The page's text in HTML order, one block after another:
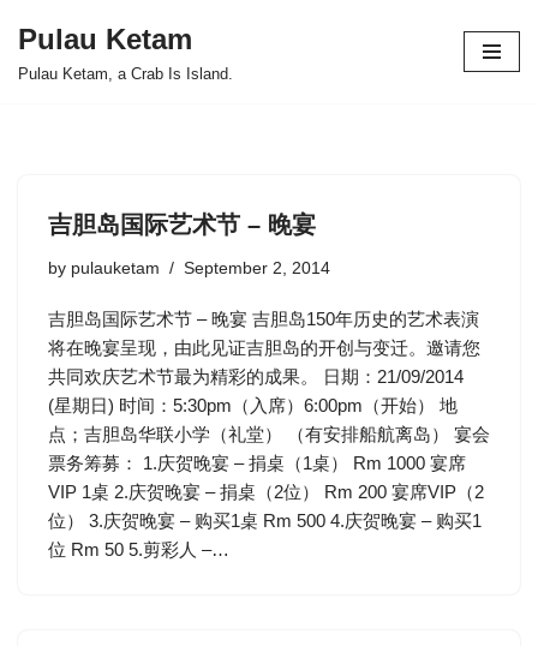
Skip
Pulau Ketam
Pulau Ketam, a Crab Is Island.
吉胆岛国际艺术节 – 晚宴
by pulauketam September 2, 2014
吉胆岛国际艺术节 – 晚宴 吉胆岛150年历史的艺术表演
将在晚宴呈现，由此见证吉胆岛的开创与变迁。邀请您
共同欢庆艺术节最为精彩的成果。 日期：21/09/2014
(星期日) 时间：5:30pm（入席）6:00pm（开始） 地
点；吉胆岛华联小学（礼堂） （有安排船航离岛） 宴会
票务筹募： 1.庆贺晚宴 – 捐桌（1桌） Rm 1000 宴席
VIP 1桌 2.庆贺晚宴 – 捐桌（2位） Rm 200 宴席VIP（2
位） 3.庆贺晚宴 – 购买1桌 Rm 500 4.庆贺晚宴 – 购买1
位 Rm 50 5.剪彩人 –…